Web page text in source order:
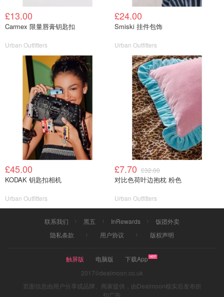
£13.00
Carmex 限量唇膏钥匙扣
Urban Outfitters
£24.00
Smiski 挂件包饰
Urban Outfitters
£45.00
KODAK 钥匙扣相机
Urban Outfitters
£7.70 £32.00
对比色荷叶边抱枕 粉色
Urban Outfitters
联系我们 黑五 InRewards
饭团外卖
隐私条款
用户协议 版权声明
触屏版 电脑版
下载App
2017©dealmoon.co.uk
页面信息由用户分享或品牌、商家提供，由Dealmoon核实后发布折
扣广告